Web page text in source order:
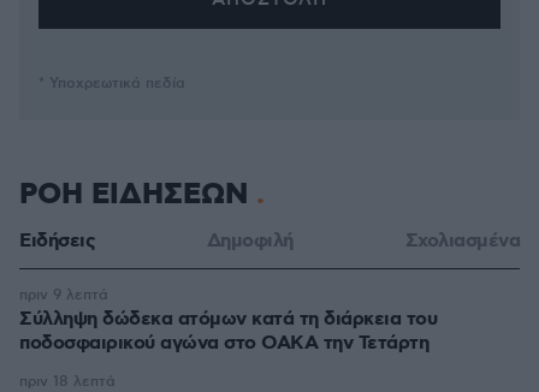
* Υποχρεωτικά πεδία
ΡΟΗ ΕΙΔΗΣΕΩΝ
Ειδήσεις Δημοφιλή Σχολιασμένα
Σύλληψη δώδεκα ατόμων κατά τη διάρκεια του
ποδοσφαιρικού αγώνα στο ΟΑΚΑ την Τετάρτη
πριν 9 λεπτά
πριν 18 λεπτά